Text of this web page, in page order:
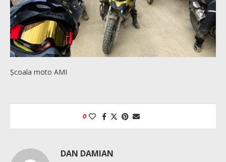
Școala moto AMI
0
DAN DAMIAN